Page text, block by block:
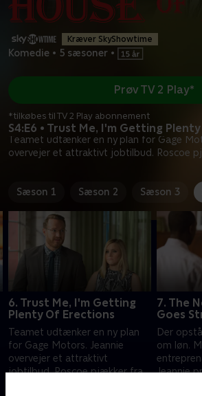
Kræver SkyShowtime
Komedie • 5 sæsoner •
S4:E6 • Trust Me, I'm Getting
Teamet udtænker en ny plan for Gage
overvejer et attraktivt jobtilbud. Roscoe
Prøv TV 2 Play*
*tilkøbes til TV 2 Play abonnement
Sæson 1 Sæson 2 Sæson 3
6. Trust Me, I'm Getting
Plenty Of Erections
Teamet udtænker en ny plan
for Gage Motors. Jeannie
overvejer et attraktivt
jobtilbud. Roscoe pjækker fra
7. The
Goes
Der
om løn.
Jeannie
1.